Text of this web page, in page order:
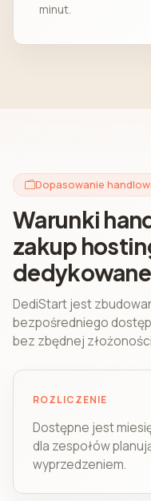
minut.
Dopasowanie
Warunki
zakup
DediStart jest
bezpośredniego
bez zbędnej
ROZLICZENIE
Dostępne jest
dla zespołów
wyprzedzeniem.